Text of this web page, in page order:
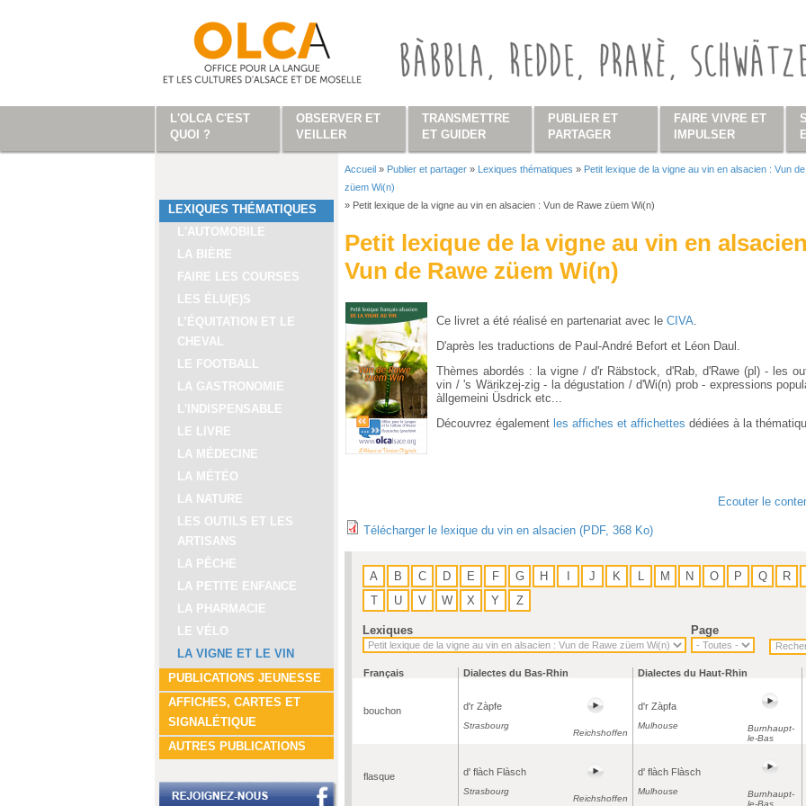
LEXIQUES THÉMATIQUES
L'AUTOMOBILE
LA BIÈRE
FAIRE LES COURSES
LES ÉLU(E)S
L’ÉQUITATION ET LE
CHEVAL
LE FOOTBALL
LA GASTRONOMIE
L'INDISPENSABLE
LE LIVRE
LA MÉDECINE
LA MÉTÉO
LA NATURE
LES OUTILS ET LES
ARTISANS
LA PÊCHE
LA PETITE ENFANCE
LA PHARMACIE
LE VÉLO
LA VIGNE ET LE VIN
PUBLICATIONS JEUNESSE
AFFICHES, CARTES ET
SIGNALÉTIQUE
AUTRES PUBLICATIONS
Vous êtes ici
Accueil » Publier et partager » Lexiques thématiques » Petit lexique de la vigne au vin en alsacien : Vun
züem Wi(n)
» Petit lexique de la vigne au vin en alsacien : Vun de Rawe züem Wi(n)
Petit lexique de la vigne au vin en
Vun de Rawe züem Wi(n)
Ce livret a été réalisé en partenariat avec le CIVA
D'après les traductions de Paul-André Befort et Léon Daul.
Thèmes abordés : la vigne / d'r Räbstock, d'Rab, d'Rawe (pl) - les
vin / 's Wärikzej-zig - la dégustation / d'Wi(n) prob - expressions
àllgemeini Üsdrick etc...
Découvrez également les affiches et affichettes dédiées à la
Ecouter le
Télécharger le lexique du vin en alsacien (PDF, 368 Ko)
A B C D E F G H J K M N O P Q R
T
U V W X Y Z
Lexiques Page
Français Dialectes du Bas-Rhin Dialectes du Haut-Rhin
bouchon d'r Zàpfe
Strasbourg
Reichshoffen
d'r Zàpfa
Mulhouse
Burnhaupt-
le-Bas
flasque d' flàch Flàsch
Strasbourg
Reichshoffen
d' flàch Flàsch
Mulhouse
Burnhaupt-
le-Bas
L'OLCA C'EST
QUOI ?
OBSERVER ET
VEILLER
TRANSMETTRE
ET GUIDER
PUBLIER ET
PARTAGER
FAIRE VIVRE ET
IMPULSER